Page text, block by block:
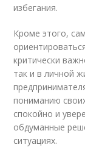
избегания.
Кроме этого,
критически
так и в личной
пониманию
спокойно и
обдуманные
ситуациях.